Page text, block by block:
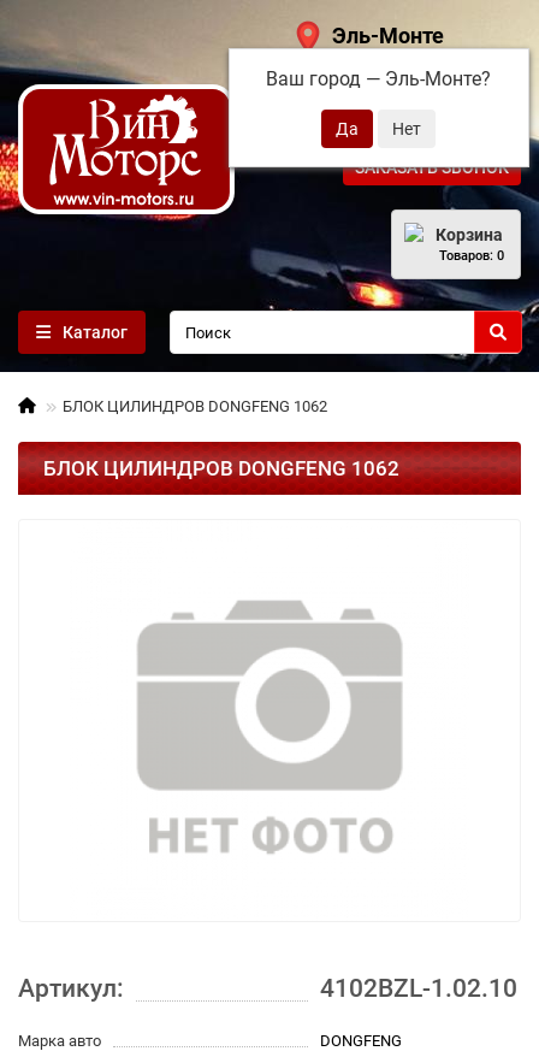
Эль-Монте
Ваш город — Эль-Монте?
+7 (495) 108-68-71
ЗАКАЗАТЬ ЗВОНОК
Корзина
Товаров: 0
Каталог
БЛОК ЦИЛИНДРОВ DONGFENG 1062
БЛОК ЦИЛИНДРОВ DONGFENG 1062
Артикул: 4102BZL-1.02.10
Марка авто DONGFENG